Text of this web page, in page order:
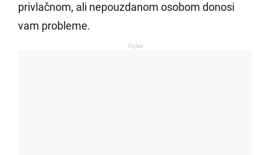
privlačnom, ali nepouzdanom osobom donosi
vam probleme.
Oglas